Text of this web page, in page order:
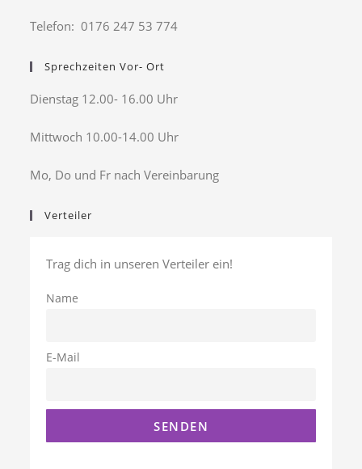
Telefon: 0176 247 53 774
Sprechzeiten Vor- Ort
Dienstag 12.00- 16.00 Uhr
Mittwoch 10.00-14.00 Uhr
Mo, Do und Fr nach Vereinbarung
Verteiler
Trag dich in unseren Verteiler ein!
Name
E-Mail